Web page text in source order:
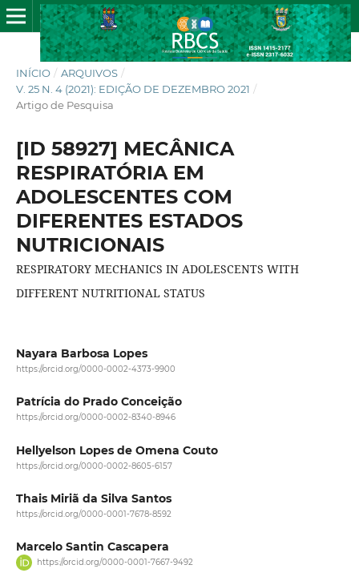
INÍCIO / ARQUIVOS /
V. 25 N. 4 (2021): EDIÇÃO DE DEZEMBRO 2021 /
Artigo de Pesquisa
[ID 58927] MECÂNICA
RESPIRATÓRIA EM
ADOLESCENTES COM
DIFERENTES ESTADOS
NUTRICIONAIS
RESPIRATORY MECHANICS IN ADOLESCENTS WITH
DIFFERENT NUTRITIONAL STATUS
Nayara Barbosa Lopes
https://orcid.org/0000-0002-4373-9900
Patrícia do Prado Conceição
https://orcid.org/0000-0002-8340-8946
Hellyelson Lopes de Omena Couto
https://orcid.org/0000-0002-8605-6157
Thais Miriã da Silva Santos
https://orcid.org/0000-0001-7678-8592
Marcelo Santin Cascapera
https://orcid.org/0000-0001-7667-9492